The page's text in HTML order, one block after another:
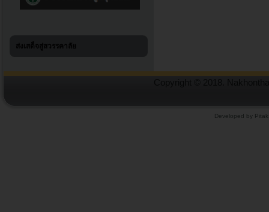
ส่งเสด็จสู่สวรรคาลัย
Developed by